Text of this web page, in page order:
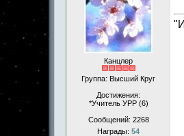
Канцлер
Группа: Высший Круг
Достижения:
*Учитель УРР (6)
Сообщений: 2268
Награды: 54